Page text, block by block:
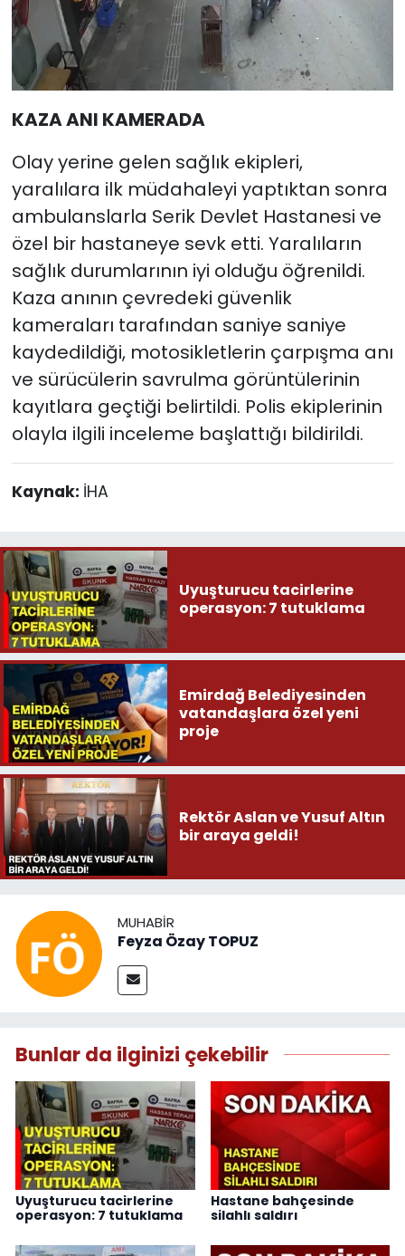
KAZA ANI KAMERADA
Olay yerine gelen sağlık ekipleri,
yaralılara ilk müdahaleyi yaptıktan sonra
ambulanslarla Serik Devlet Hastanesi ve
özel bir hastaneye sevk etti. Yaralıların
sağlık durumlarının iyi olduğu öğrenildi.
Kaza anının çevredeki güvenlik
kameraları tarafından saniye saniye
kaydedildiği, motosikletlerin çarpışma anı
ve sürücülerin savrulma görüntülerinin
kayıtlara geçtiği belirtildi. Polis ekiplerinin
olayla ilgili inceleme başlattığı bildirildi.
Kaynak: İHA
Uyuşturucu tacirlerine
operasyon: 7 tutuklama
Emirdağ Belediyesinden
vatandaşlara özel yeni
proje
Rektör Aslan ve Yusuf Altın
bir araya geldi!
MUHABIR
Feyza Özay TOPUZ
Bunlar da ilginizi çekebilir
Uyuşturucu tacirlerine
operasyon: 7 tutuklama
Hastane bahçesinde
silahlı saldırı